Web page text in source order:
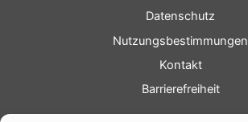
Datenschutz
Nutzungsbestimmungen
Kontakt
Barrierefreiheit